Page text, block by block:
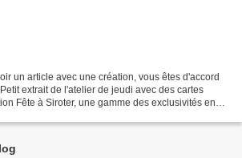
un article avec une création, vous êtes d'accord
extrait de l'atelier de jeudi avec des cartes
Fête à Siroter, une gamme des exclusivités en